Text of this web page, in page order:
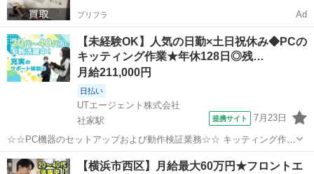
プリフラ Ad
【未経験OK】人気の日勤×土日祝休み◆PCの
キッティング作業★年休128日◎残…
月給211,000円
日払い
UTエージェント株式会社
社家駅
提携サイト 7月23日
☆☆PC機器のセットアップおよび動作検証業務☆☆ キッティング作業
をお任せします！ ITインフラを根底から支える、 社会貢献性の高い仕
事なのでやりがいがあります！ ＜具体的には…＞ ①開梱・検品機器の
神奈川 海老名市 社家駅 プログラマー
【横浜市西区】月給最大60万円★フロントエ